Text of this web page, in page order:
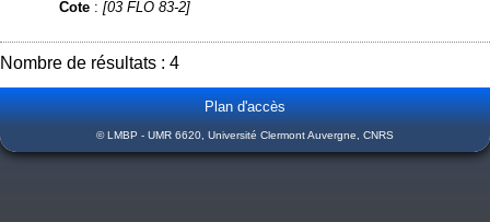
Cote :[03 FLO 83-2]
Nombre de résultats : 4
Plan d'accès
© LMBP - UMR 6620, Université Clermont Auvergne, CNRS